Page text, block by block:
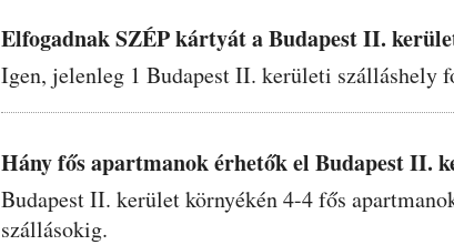
Elfogadnak SZÉP kártyát a Budapest II.
Igen, jelenleg 1 Budapest II. kerületi szálláshely
Hány fős apartmanok érhetők el Budapest II.
Budapest II. kerület környékén 4-4 fős
szállásokig.